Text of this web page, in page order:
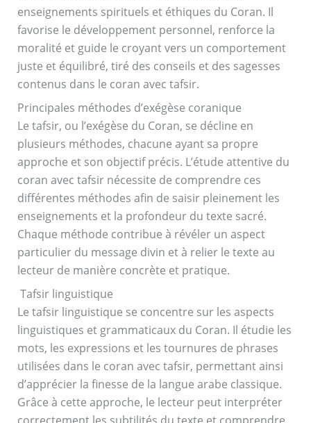
enseignements spirituels et éthiques du Coran. Il
favorise le développement personnel, renforce la
moralité et guide le croyant vers un comportement
juste et équilibré, tiré des conseils et des sagesses
contenus dans le coran avec tafsir.
Principales méthodes d’exégèse coranique
Le tafsir, ou l’exégèse du Coran, se décline en
plusieurs méthodes, chacune ayant sa propre
approche et son objectif précis. L’étude attentive du
coran avec tafsir nécessite de comprendre ces
différentes méthodes afin de saisir pleinement les
enseignements et la profondeur du texte sacré.
Chaque méthode contribue à révéler un aspect
particulier du message divin et à relier le texte au
lecteur de manière concrète et pratique.
Tafsir linguistique
Le tafsir linguistique se concentre sur les aspects
linguistiques et grammaticaux du Coran. Il étudie les
mots, les expressions et les tournures de phrases
utilisées dans le coran avec tafsir, permettant ainsi
d’apprécier la finesse de la langue arabe classique.
Grâce à cette approche, le lecteur peut interpréter